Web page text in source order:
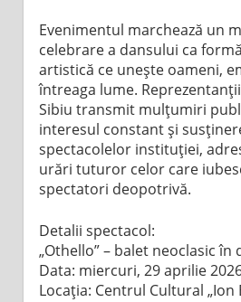
Evenimentul marchează un
celebrare a dansului ca
artistică ce unește oameni,
întreaga lume.
Sibiu transmit mulțumiri
interesul constant și
spectacolelor instituției,
urări tuturor celor care
spectatori deopotrivă.
Detalii spectacol:
„Othello” – balet neoclasic în
Data: miercuri, 29 aprilie
Locația: Centrul Cultural „Ion